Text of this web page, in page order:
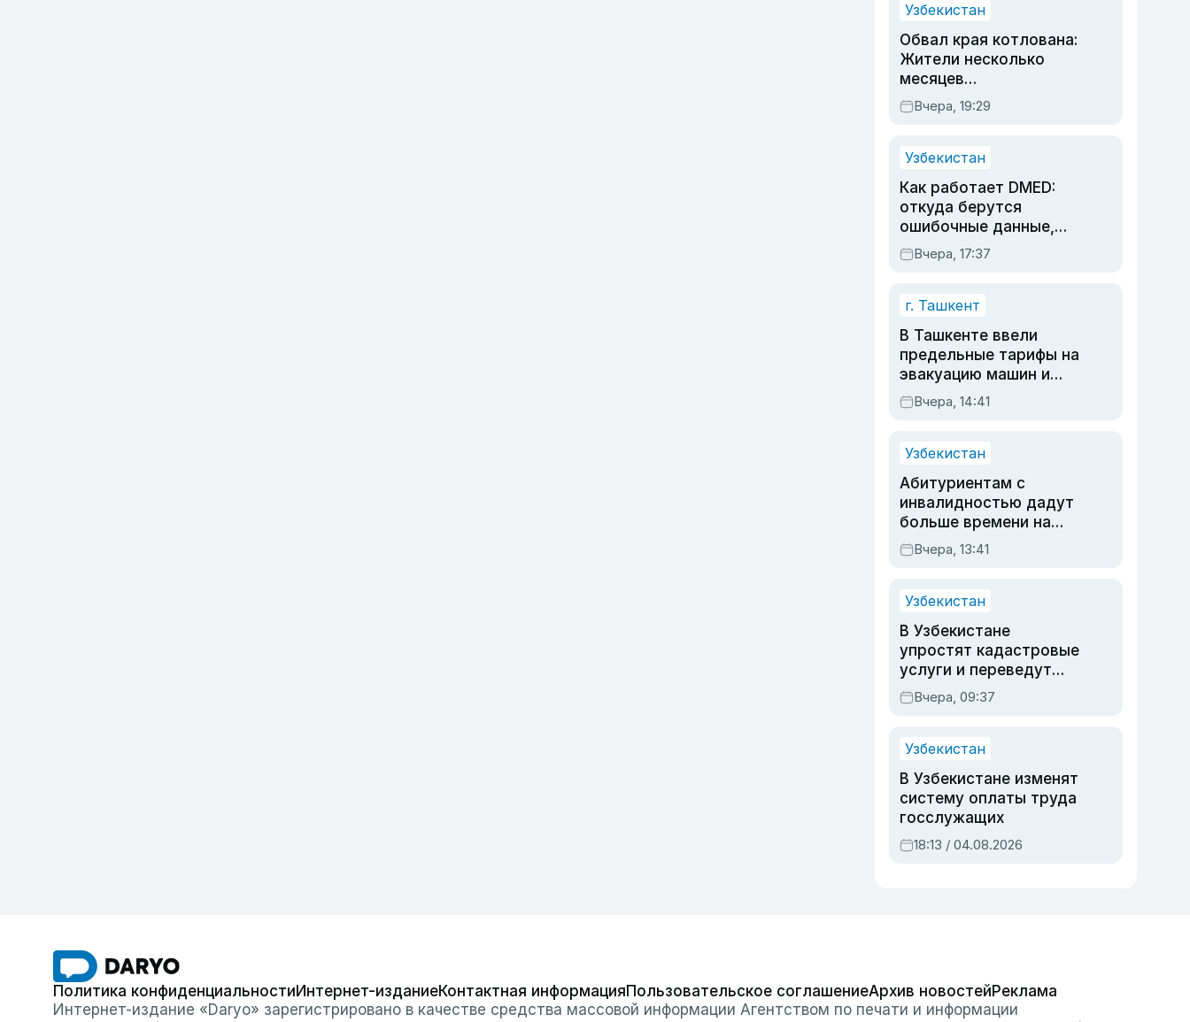
Узбекистан
Обвал края котлована:
Жители несколько
месяцев
предупреждали об
опасности, но стройка
Вчера, 19:29
Узбекистан
Как работает DMED:
откуда берутся
ошибочные данные,
дубли аккаунтов и
очереди по онлайн-
Вчера, 17:37
г. Ташкент
В Ташкенте ввели
предельные тарифы на
эвакуацию машин и
штрафстоянки
Вчера, 14:41
Узбекистан
Абитуриентам с
инвалидностью дадут
больше времени на
вступительных
экзаменах
Вчера, 13:41
Узбекистан
В Узбекистане
упростят кадастровые
услуги и переведут
регистрацию
недвижимости в
Вчера, 09:37
Узбекистан
В Узбекистане изменят
систему оплаты труда
госслужащих
18:13 / 04.08.2026
Политика конфиденциальностиИнтернет-изданиеКонтактная информацияПользовательское соглашениеАрхив новостейРеклама
Интернет-издание «Daryo» зарегистрировано в качестве средства массовой информации Агентством по печати и информации